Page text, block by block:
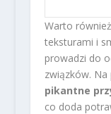
Warto
teksturami i
prowadzi do
związków. Na
pikantne
co doda